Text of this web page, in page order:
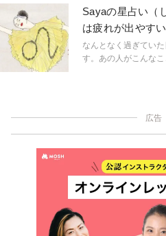
い。こんなにも気持
うように。星という
や予兆にも気づき始
に。マインドフルに
「今、ここ」を生きる
Sayaの星占い（
は疲れが出やす
ら、徐々にエン
なんとなく過ぎてい
す。あの人がこんな
に。マインドフルに
「今、ここ」を生き
です。
広告